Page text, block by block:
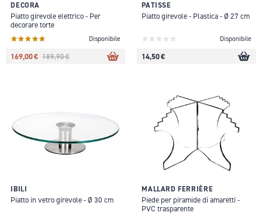
DECORA
Piatto girevole elettrico - Per
decorare torte
Disponibile
169,00 € 189,90 €
PATISSE
Piatto girevole - Plastica - Ø 27 cm
Disponibile
14,50 €
IBILI
Piatto in vetro girevole - Ø 30 cm
MALLARD FERRIÈRE
Piede per piramide di amaretti -
PVC trasparente